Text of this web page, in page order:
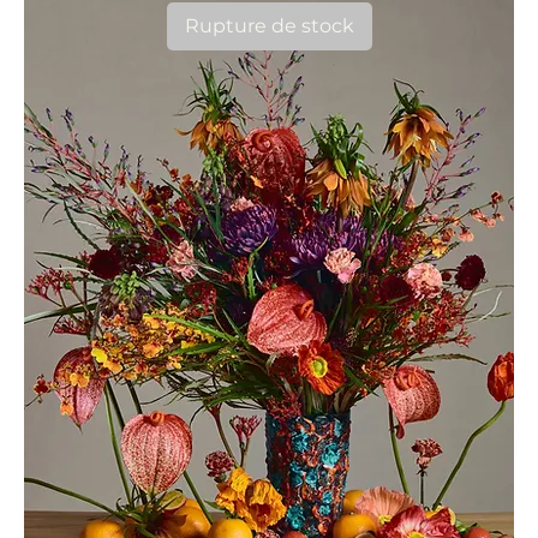
Rupture de stock